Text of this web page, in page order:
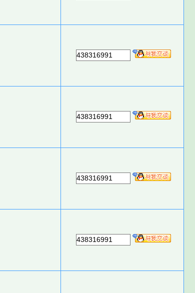
438316991
438316991
438316991
438316991